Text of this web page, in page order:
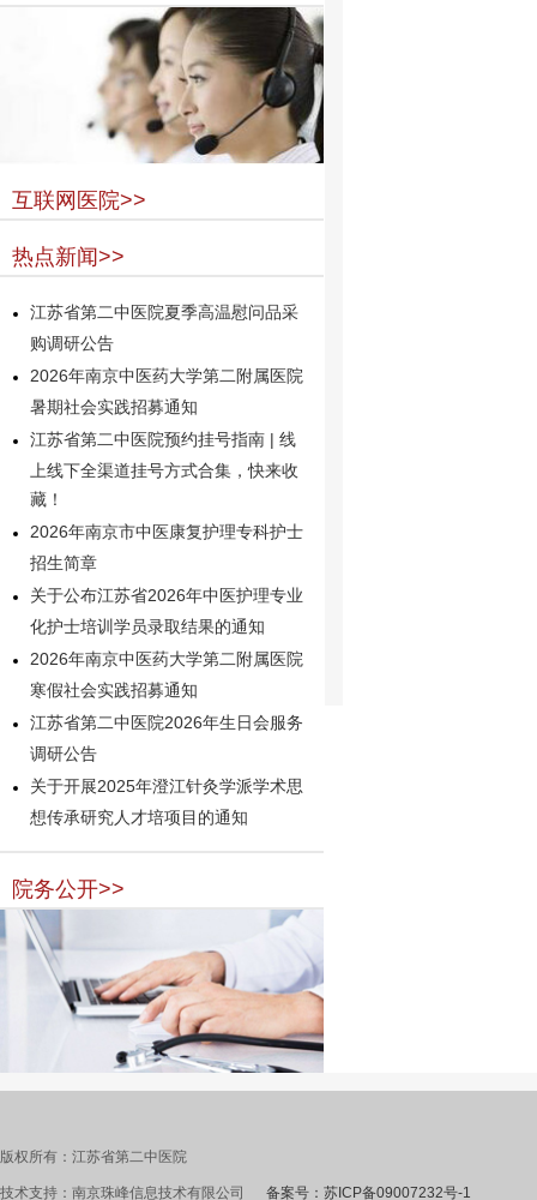
互联网医院>>
热点新闻>>
江苏省第二中医院夏季高温慰问品采
购调研公告
2026年南京中医药大学第二附属医院
暑期社会实践招募通知
江苏省第二中医院预约挂号指南 | 线
上线下全渠道挂号方式合集，快来收
藏！
2026年南京市中医康复护理专科护士
招生简章
关于公布江苏省2026年中医护理专业
化护士培训学员录取结果的通知
2026年南京中医药大学第二附属医院
寒假社会实践招募通知
江苏省第二中医院2026年生日会服务
调研公告
关于开展2025年澄江针灸学派学术思
想传承研究人才培项目的通知
院务公开>>
版权所有：江苏省第二中医院
技术支持：南京珠峰信息技术有限公司 备案号：苏ICP备09007232号-1